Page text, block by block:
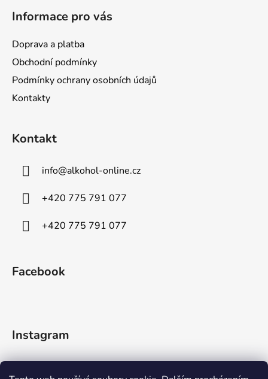
u
Informace pro vás
Doprava a platba
Obchodní podmínky
Podmínky ochrany osobních údajů
Kontakty
Kontakt
info@alkohol-online.cz
+420 775 791 077
+420 775 791 077
Facebook
Instagram